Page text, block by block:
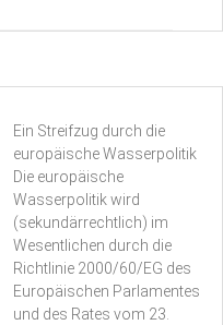
Ein Streifzug durch die
europäische Wasserpolitik
Die europäische
Wasserpolitik wird
(sekundärrechtlich) im
Wesentlichen durch die
Richtlinie 2000/60/EG des
Europäischen Parlamentes
und des Rates vom 23.